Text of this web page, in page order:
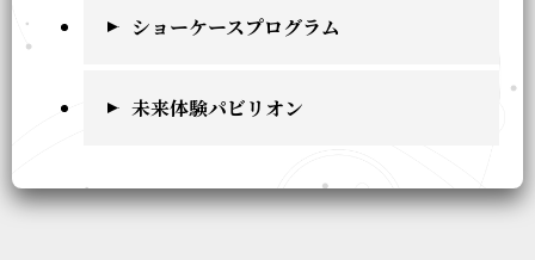
ショーケースプログラム
未来体験パビリオン